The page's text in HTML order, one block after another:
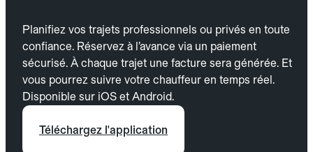
Planifiez vos trajets professionnels ou privés en toute
confiance. Réservez à l’avance via un paiement
sécurisé. À chaque trajet une facture sera générée. Et
vous pourrez suivre votre chauffeur en temps réel.
Disponible sur iOS et Android.
Téléchargez l'application